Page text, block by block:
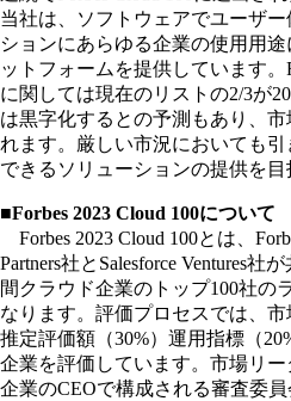
当社は、ソフトウェアでユーザ
ションにあらゆる企業の使用用
ットフォームを提供しています。
に関しては現在のリストの2/3が
は黒字化するとの予測もあり、
れます。厳しい市況においても
できるソリューションの提供を目
■Forbes 2023 Cloud 100について
Forbes 2023 Cloud 100とは、
Partners社とSalesforce Ventures社
間クラウド企業のトップ100社の
なります。評価プロセスでは、市
推定評価額（30%）運用指標（
企業を評価しています。市場リ
企業のCEOで構成される審査委